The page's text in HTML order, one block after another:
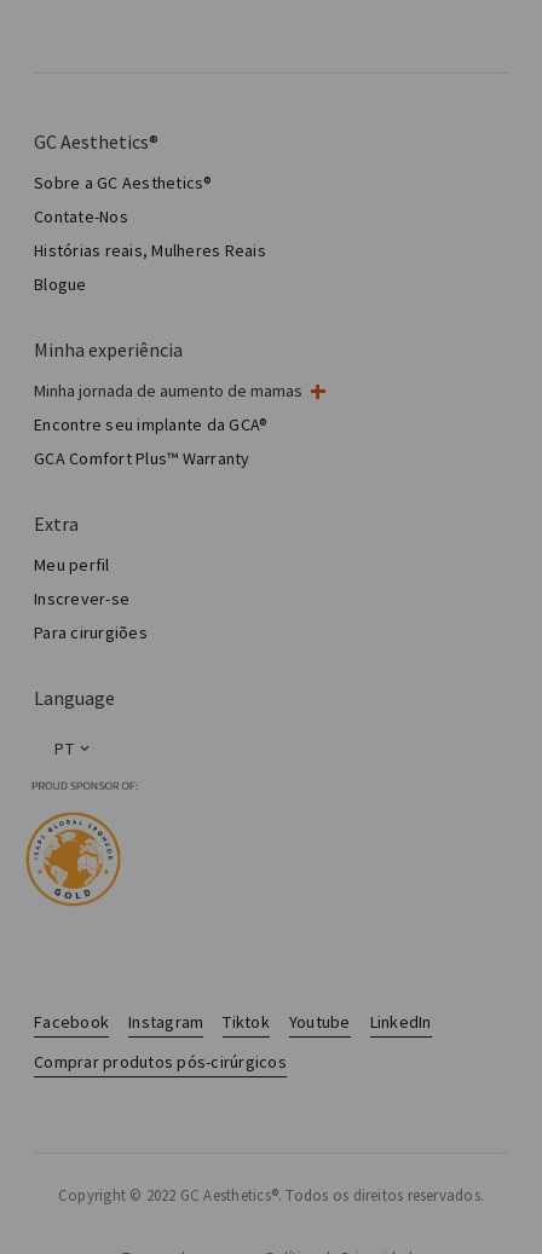
GC Aesthetics®
Sobre a GC Aesthetics®
Contate-Nos
Histórias reais, Mulheres Reais
Blogue
Minha experiência
Minha jornada de aumento de mamas
Minha cirurgia de mama
Cirurgia estética de mama
Total Breast Reconstruction™
Encontre seu implante da GCA®
GCA Comfort Plus™ Warranty
Extra
Meu perfil
Inscrever-se
Para cirurgiões
Language
PT
Facebook Instagram Tiktok Youtube
LinkedIn
Comprar produtos pós-cirúrgicos
Copyright © 2022 GC Aesthetics®. Todos os direitos reservados.